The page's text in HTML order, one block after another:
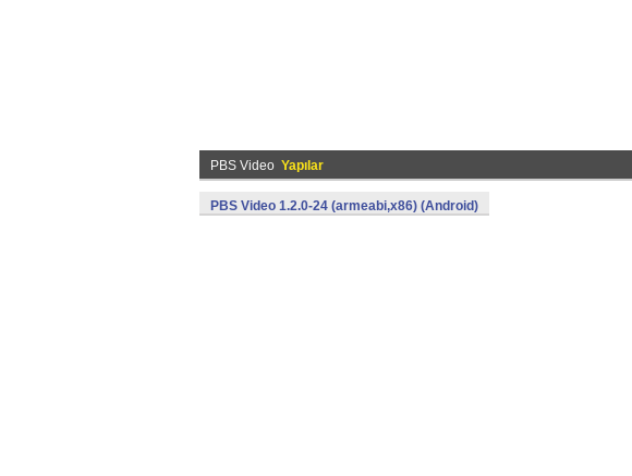
PBS Video Yapılar
PBS Video 1.2.0-24 (armeabi,x86) (Android)